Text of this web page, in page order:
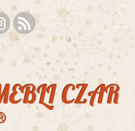
CZAR